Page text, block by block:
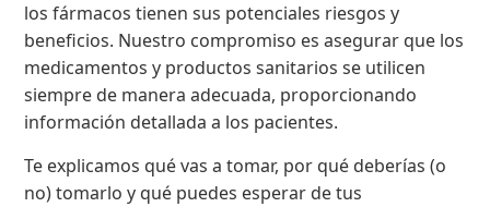
los fármacos tienen sus potenciales riesgos y
beneficios. Nuestro compromiso es asegurar que los
medicamentos y productos sanitarios se utilicen
siempre de manera adecuada, proporcionando
información detallada a los pacientes.
Te explicamos qué vas a tomar, por qué deberías (o
no) tomarlo y qué puedes esperar de tus